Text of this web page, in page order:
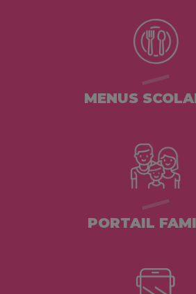
MENUS
PORTAIL